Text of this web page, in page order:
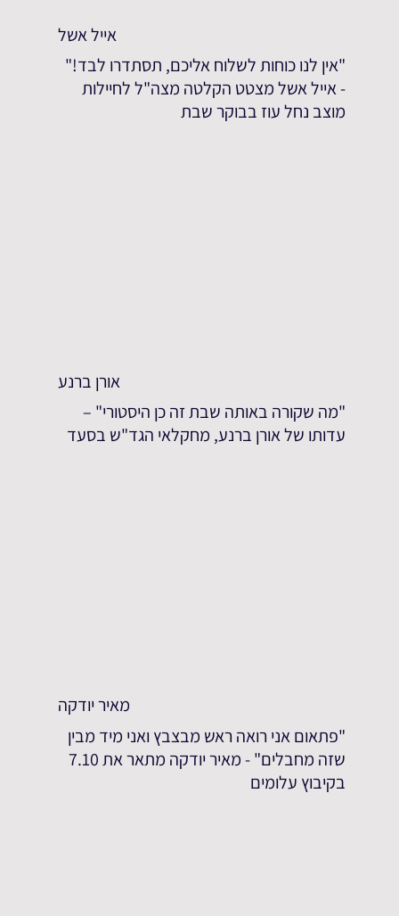
אייל אשל
"אין לנו כוחות לשלוח אליכם, תסתדרו לבד!"
- אייל אשל מצטט הקלטה מצה"ל לחיילות
מוצב נחל עוז בבוקר שבת
אורן ברנע
"מה שקורה באותה שבת זה כן היסטורי" –
עדותו של אורן ברנע, מחקלאי הגד"ש בסעד
מאיר יודקה
"פתאום אני רואה ראש מבצבץ ואני מיד מבין
שזה מחבלים" - מאיר יודקה מתאר את 7.10
בקיבוץ עלומים